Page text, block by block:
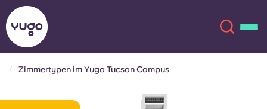
Zimmertypen im Yugo Tucson Campus